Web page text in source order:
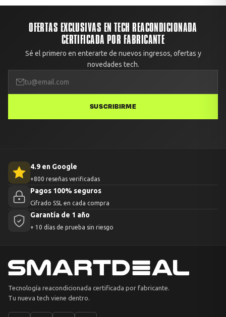
OFERTAS EXCLUSIVAS EN TECH REACONDICIONADA
CERTIFICADA POR FABRICANTE
Sé el primero en enterarte de nuevos ingresos, ofertas y
novedades tech.
SUSCRIBIRME
4.9 en Google
+800 reseñas verificadas
Pagos 100% seguros
Cifrado SSL en cada compra
Garantía de 1 año
+ 10 días de prueba sin riesgo
Tecnología reacondicionada certificada por fabricante.
Tu nueva tech viene dentro.